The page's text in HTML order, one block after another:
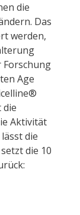
die
Das
werden,
Forschung
Age
die
Aktivität
die
die 10